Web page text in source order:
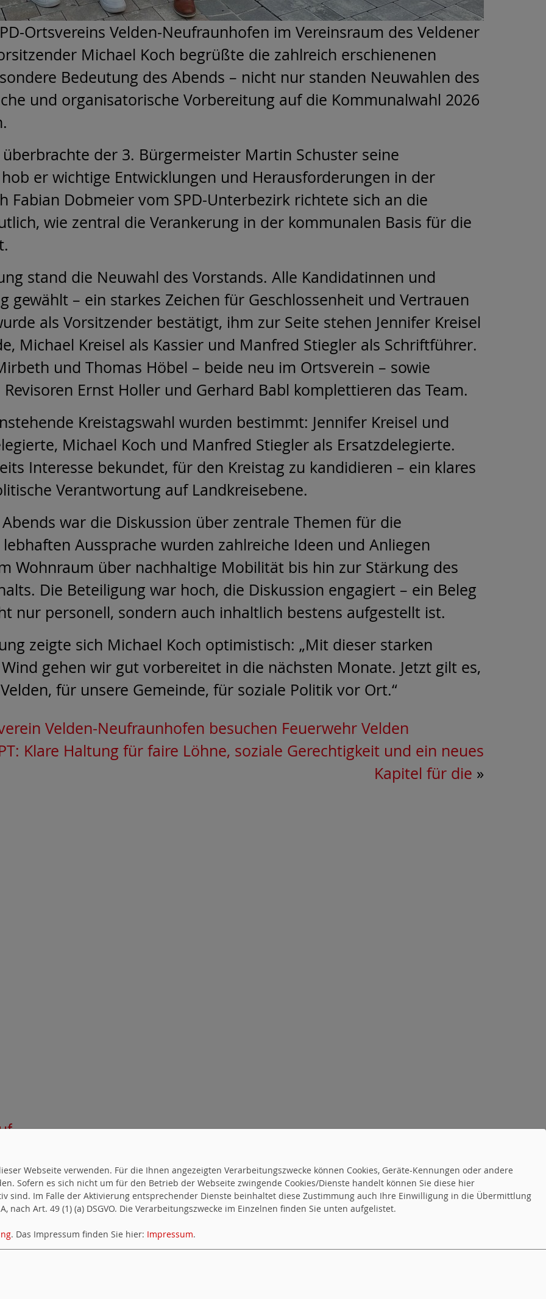
Ortsvereins Velden-Neufraunhofen im Vereinsraum des Veldener
Michael Koch begrüßte die zahlreich erschienenen
Bedeutung des Abends – nicht nur standen Neuwahlen des
und organisatorische Vorbereitung auf die Kommunalwahl 2026
der 3. Bürgermeister Martin Schuster seine
er wichtige Entwicklungen und Herausforderungen in der
Fabian Dobmeier vom SPD-Unterbezirk richtete sich an die
wie zentral die Verankerung in der kommunalen Basis für die
stand die Neuwahl des Vorstands. Alle Kandidatinnen und
gewählt – ein starkes Zeichen für Geschlossenheit und Vertrauen
als Vorsitzender bestätigt, ihm zur Seite stehen Jennifer Kreisel
Michael Kreisel als Kassier und Manfred Stiegler als Schriftführer.
und Thomas Höbel – beide neu im Ortsverein – sowie
Ernst Holler und Gerhard Babl komplettieren das Team.
Kreistagswahl wurden bestimmt: Jennifer Kreisel und
Michael Koch und Manfred Stiegler als Ersatzdelegierte.
Interesse bekundet, für den Kreistag zu kandidieren – ein klares
Verantwortung auf Landkreisebene.
war die Diskussion über zentrale Themen für die
Aussprache wurden zahlreiche Ideen und Anliegen
Wohnraum über nachhaltige Mobilität bis hin zur Stärkung des
Die Beteiligung war hoch, die Diskussion engagiert – ein Beleg
nur personell, sondern auch inhaltlich bestens aufgestellt ist.
zeigte sich Michael Koch optimistisch: „Mit dieser starken
gehen wir gut vorbereitet in die nächsten Monate. Jetzt gilt es,
für unsere Gemeinde, für soziale Politik vor Ort.“
Velden-Neufraunhofen besuchen Feuerwehr Velden
Klare Haltung für faire Löhne, soziale Gerechtigkeit und ein neues
Kapitel für die »
Webseite verwenden. Für die Ihnen angezeigten Verarbeitungszwecke können Cookies, Geräte-Kennungen oder andere
Sofern es sich nicht um für den Betrieb der Webseite zwingende Cookies/Dienste handelt können Sie diese hier
sind. Im Falle der Aktivierung entsprechender Dienste beinhaltet diese Zustimmung auch Ihre Einwilligung in die Übermittlung
Art. 49 (1) (a) DSGVO. Die Verarbeitungszwecke im Einzelnen finden Sie unten aufgelistet.
. Das Impressum finden Sie hier: Impressum.